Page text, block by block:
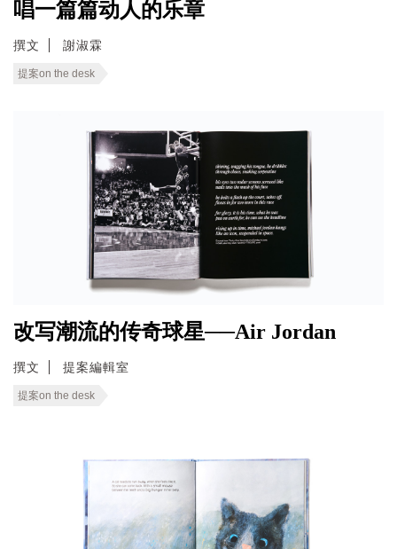
唱一篇篇动人的乐章
撰文 謝淑霖
提案on the desk
改写潮流的传奇球星──Air Jordan
撰文 提案編輯室
提案on the desk